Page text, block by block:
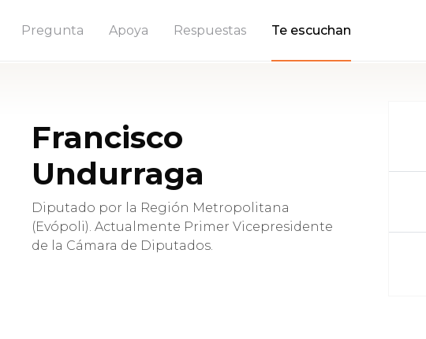
Pregunta Apoya Respuestas Te escuchan
Francisco
Undurraga
Diputado por la Región Metropolitana
(Evópoli). Actualmente Primer Vicepresidente
de la Cámara de Diputados.